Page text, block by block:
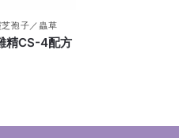
孢子／蟲草
精CS-4配方